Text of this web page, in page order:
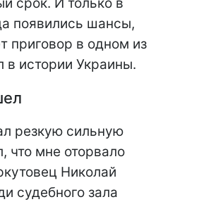
срок. И только в
появились шансы,
приговор в одном из
истории Украины.
резкую сильную
что мне оторвало
Николай
судебного зала